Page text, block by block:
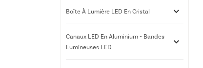
Boîte À Lumière LED En Cristal
Canaux LED En Aluminium - Bandes
Lumineuses LED